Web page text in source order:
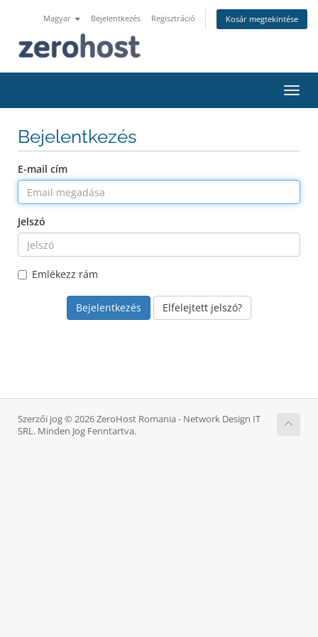
Magyar Bejelentkezés Regisztráció Kosár megtekintése
Bejelentkezés
E-mail cím
Jelszó
Emlékezz rám
Elfelejtett jelszó?
Szerzői jog © 2026 ZeroHost Romania - Network Design IT
SRL. Minden Jog Fenntartva.